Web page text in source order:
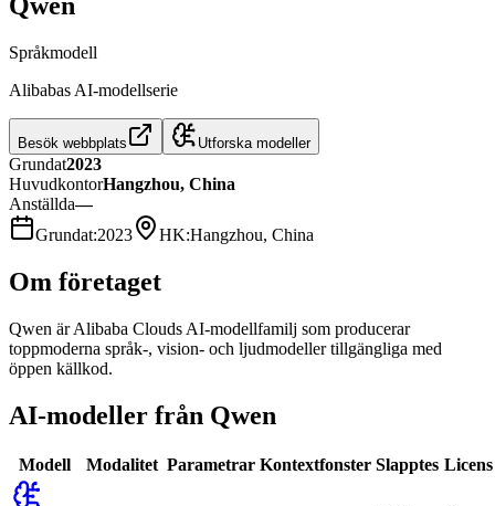
Språkmodell
Alibabas AI-modellserie
Besök webbplats Utforska modeller
Grundat2023
HuvudkontorHangzhou, China
Anställda—
Grundat:2023 HK:Hangzhou, China
Om företaget
Qwen är Alibaba Clouds AI-modellfamilj som producerar
toppmoderna språk-, vision- och ljudmodeller tillgängliga med
öppen källkod.
AI-modeller från Qwen
Modell Modalitet Parametrar Kontextfonster Slapptes Licens